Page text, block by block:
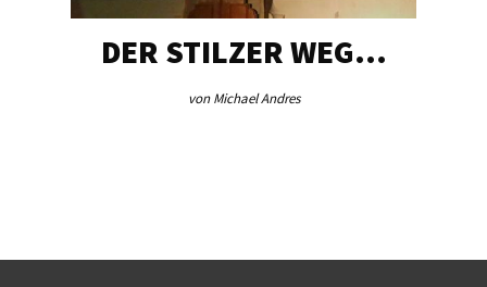
DER STILZER WEG…
von Michael Andres